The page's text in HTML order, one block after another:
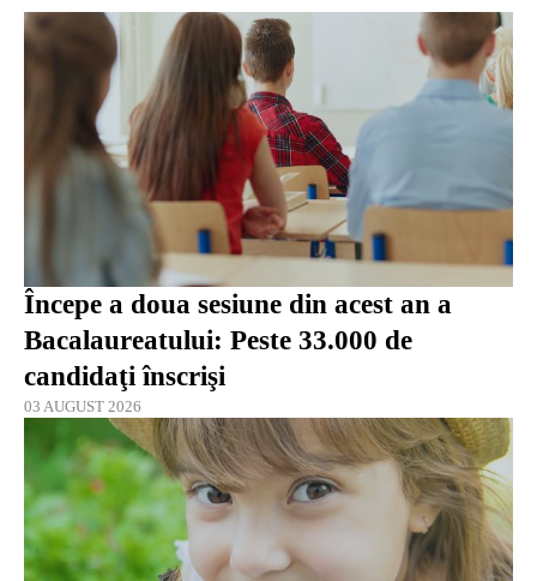
Începe a doua sesiune din acest an a
Bacalaureatului: Peste 33.000 de
candidaţi înscrişi
03 AUGUST 2026